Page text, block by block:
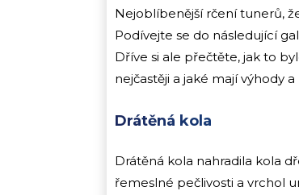
Nejoblíbenější rčení tunerů,
Podívejte se do následující
Dříve si ale přečtěte, jak to
nejčastěji a jaké mají výhody
Drátěná kola
Drátěná kola nahradila kola
řemeslné pečlivosti a vrchol